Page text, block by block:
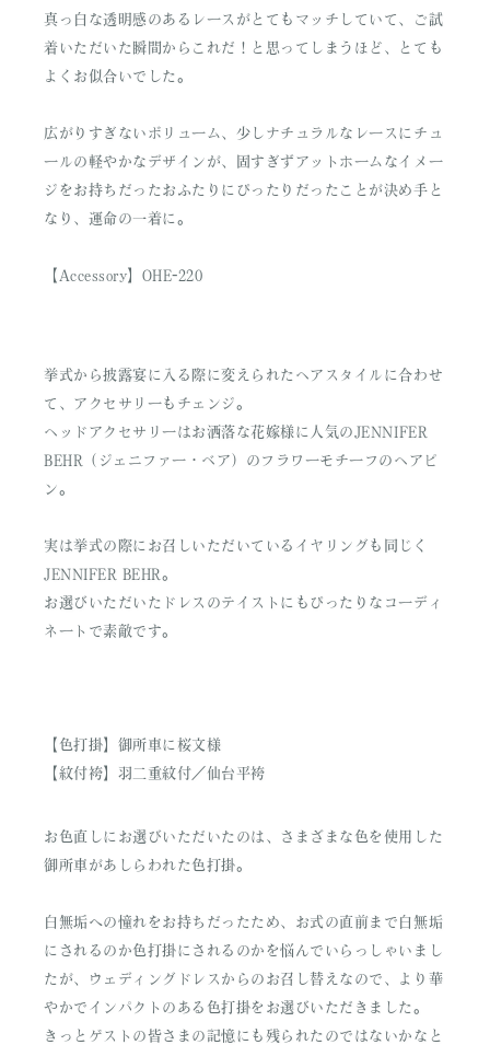
真っ白な透明感のあるレースがとてもマッチしていて、ご試
着いただいた瞬間からこれだ！と思ってしまうほど、とても
よくお似合いでした。
広がりすぎないボリューム、少しナチュラルなレースにチュ
ールの軽やかなデザインが、固すぎずアットホームなイメー
ジをお持ちだったおふたりにぴったりだったことが決め手と
なり、運命の一着に。
【Accessory】OHE-220
挙式から披露宴に入る際に変えられたヘアスタイルに合わせ
て、アクセサリーもチェンジ。
ヘッドアクセサリーはお洒落な花嫁様に人気のJENNIFER
BEHR（ジェニファー・ベア）のフラワーモチーフのヘアピ
ン。
実は挙式の際にお召しいただいているイヤリングも同じく
JENNIFER BEHR。
お選びいただいたドレスのテイストにもぴったりなコーディ
ネートで素敵です。
【色打掛】御所車に桜文様
【紋付袴】羽二重紋付／仙台平袴
お色直しにお選びいただいたのは、さまざまな色を使用した
御所車があしらわれた色打掛。
白無垢への憧れをお持ちだったため、お式の直前まで白無垢
にされるのか色打掛にされるのかを悩んでいらっしゃいまし
たが、ウェディングドレスからのお召し替えなので、より華
やかでインパクトのある色打掛をお選びいただきました。
きっとゲストの皆さまの記憶にも残られたのではないかなと